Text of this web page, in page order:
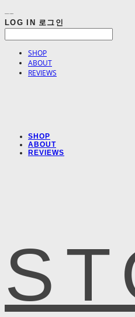
LOG IN 로그인
SHOP
ABOUT
REVIEWS
SHOP
ABOUT
REVIEWS